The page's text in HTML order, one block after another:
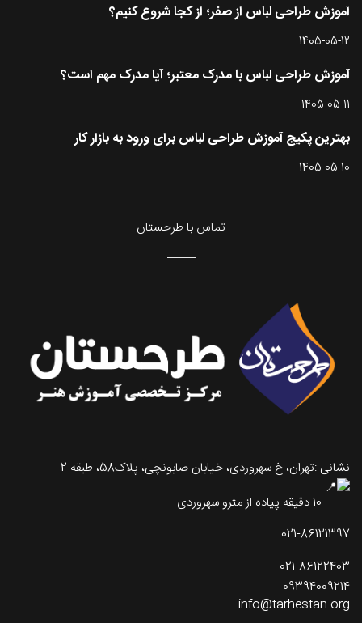
آموزش طراحی لباس از صفر؛ از کجا شروع کنیم؟
1405-05-12
آموزش طراحی لباس با مدرک معتبر؛ آیا مدرک مهم است؟
1405-05-11
بهترین پکیج آموزش طراحی لباس برای ورود به بازار کار
1405-05-10
تماس با طرحستان
نشانی :تهران، خ سهروردی، خیابان صابونچی، پلاک58، طبقه 2
021-86121397
021-86122403
09394009214
info@tarhestan.org